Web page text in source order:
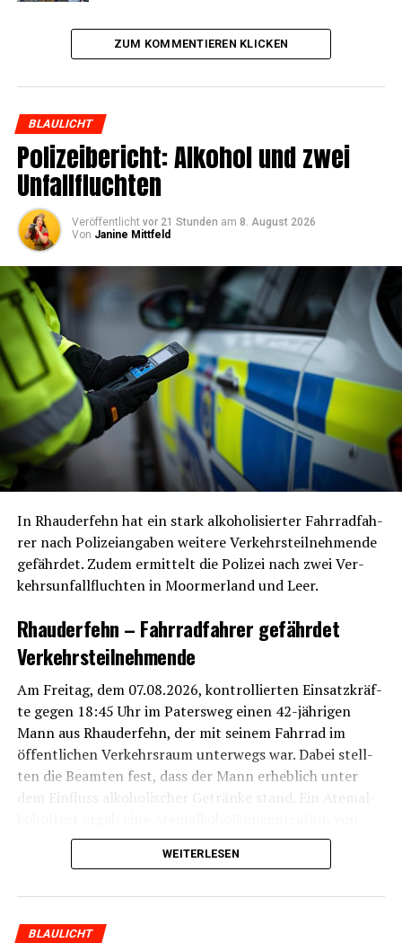
ZUM KOMMENTIEREN KLICKEN
BLAULICHT
Poli­zei­be­richt: Alko­hol und zwei
Unfallfluchten
Veröffentlicht vor 21 Stunden am 8. August 2026
Von Janine Mittfeld
In Rhau­der­fehn hat ein stark alko­ho­li­sier­ter Fahr­rad­fah­
rer nach Poli­zei­an­ga­ben wei­te­re Ver­kehrs­teil­neh­men­de
gefähr­det. Zudem ermit­telt die Poli­zei nach zwei Ver­
kehrs­un­fall­fluch­ten in Moorm­er­land und Leer.
Rhau­der­fehn – Fahr­rad­fah­rer gefähr­det
Verkehrsteilnehmende
Am Frei­tag, dem 07.08.2026, kon­trol­lier­ten Ein­satz­kräf­
te gegen 18:45 Uhr im Paters­weg einen 42-jäh­ri­gen
Mann aus Rhau­der­fehn, der mit sei­nem Fahr­rad im
öffent­li­chen Ver­kehrs­raum unter­wegs war. Dabei stell­
ten die Beam­ten fest, dass der Mann erheb­lich unter
dem Ein­fluss alko­ho­li­scher Geträn­ke stand. Ein Atem­al­
3,17 Pro­mil­le. Eine Blut­ent­nah­me wur­de durchgeführt.
das Fah­ren in den Gegen­ver­kehr zwei wei­te­re Ver­kehrs­
teil­neh­men­de gefähr­det haben. Die Poli­zei bit­tet die bis­
WEITERLESEN
BLAULICHT